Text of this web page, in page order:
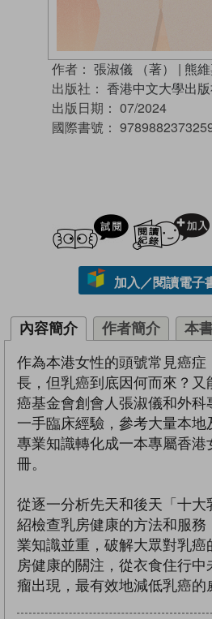
作者： 張淑儀 （著） | 熊維
出版社： 香港中文大學出
出版日期： 07/2024
國際書號：
試閲
加入／閱讀電子
內容簡介 作者簡介 本
作為本港女性的頭號常見癌症
長，但乳癌到底因何而來？
癌基金會創會人張淑儀和外
一手臨床經驗，參考大量本
專業知識轉化成一本專屬香港
冊。
從逐一分析先天和後天「十大
紹檢查乳房健康的方法和服
業知識並重，破解大眾對乳
房健康的關注，從衣食住行
瘤出現，最有效地減低乳癌的